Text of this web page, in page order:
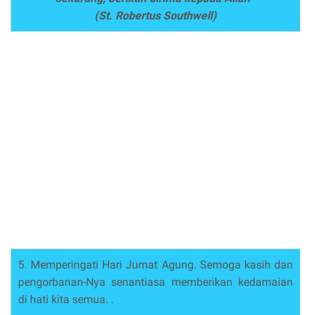
(St. Robertus Southwell)
5. Memperingati Hari Jumat Agung. Semoga kasih dan
pengorbanan-Nya senantiasa memberikan kedamaian
di hati kita semua. .